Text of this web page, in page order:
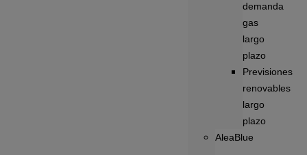
demanda
gas
largo
plazo
Previsiones
renovables
largo
plazo
AleaBlue